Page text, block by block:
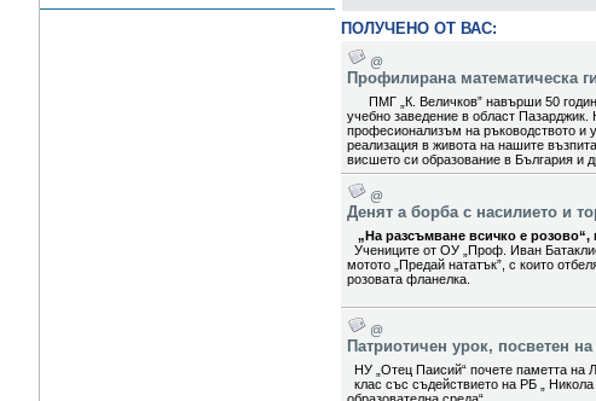
ПОЛУЧЕНО ОТ ВАС:
@
Профилирана математическа
ПМГ „К. Величков” навърши 50
учебно заведение в област
професионализъм на ръководството и
реализация в живота на нашите
висшето си образование в България и
@
Денят а борба с насилието и
„На разсъмване всичко е розово“,
Учениците от ОУ „Проф. Иван
мотото „Предай нататък”, с които
розовата фланелка.
@
Патриотичен урок, посветен
НУ „Отец Паисий“ почете паметта на
клас със съдействието на РБ „